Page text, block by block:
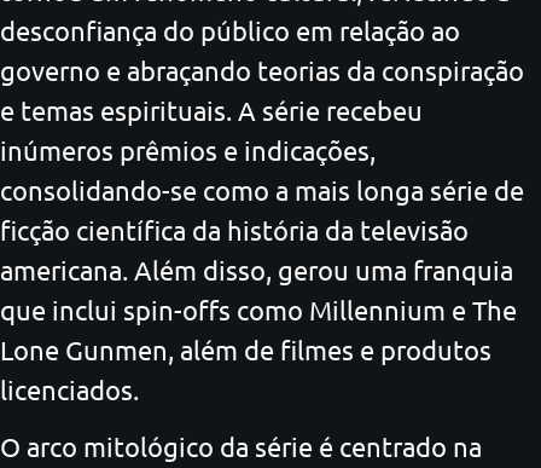
desconfiança do público em relação ao
governo e abraçando teorias da conspiração
e temas espirituais. A série recebeu
inúmeros prêmios e indicações,
consolidando-se como a mais longa série de
ficção científica da história da televisão
americana. Além disso, gerou uma franquia
que inclui spin-offs como Millennium e The
Lone Gunmen, além de filmes e produtos
licenciados.
O arco mitológico da série é centrado na